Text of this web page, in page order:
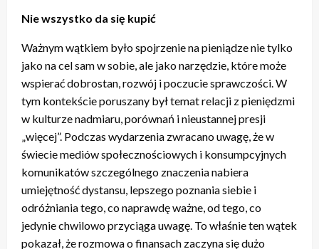
Nie wszystko da się kupić
Ważnym wątkiem było spojrzenie na pieniądze nie tylko
jako na cel sam w sobie, ale jako narzędzie, które może
wspierać dobrostan, rozwój i poczucie sprawczości. W
tym kontekście poruszany był temat relacji z pieniędzmi
w kulturze nadmiaru, porównań i nieustannej presji
„więcej”. Podczas wydarzenia zwracano uwagę, że w
świecie mediów społecznościowych i konsumpcyjnych
komunikatów szczególnego znaczenia nabiera
umiejętność dystansu, lepszego poznania siebie i
odróżniania tego, co naprawdę ważne, od tego, co
jedynie chwilowo przyciąga uwagę. To właśnie ten wątek
pokazał, że rozmowa o finansach zaczyna się dużo